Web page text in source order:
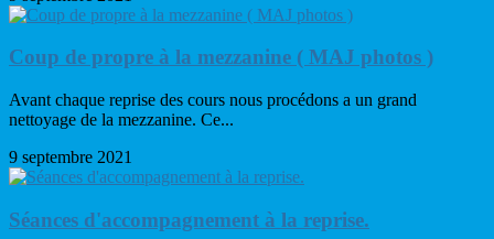
Coup de propre à la mezzanine ( MAJ photos )
Avant chaque reprise des cours nous procédons a un grand
nettoyage de la mezzanine. Ce...
9 septembre 2021
Séances d'accompagnement à la reprise.